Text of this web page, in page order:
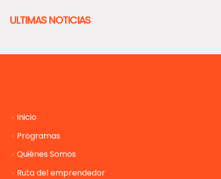
ULTIMAS NOTICIAS
Inicio
Programas
Quiénes Somos
Ruta del emprendedor